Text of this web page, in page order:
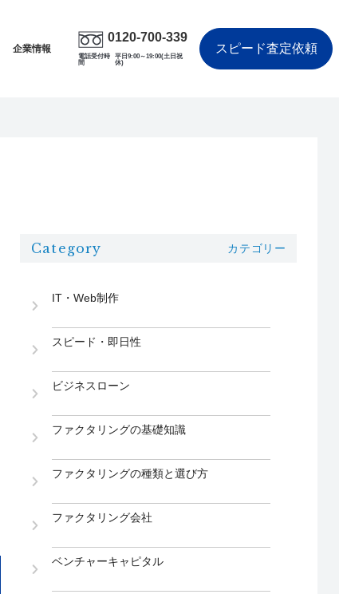
企業情報
0120-700-339
電話受付時
間
平日9:00～19:00(土日祝
休)
スピード査定依頼
Category カテゴリー
IT・Web制作
スピード・即日性
ビジネスローン
ファクタリングの基礎知識
ファクタリングの種類と選び方
ファクタリング会社
ベンチャーキャピタル